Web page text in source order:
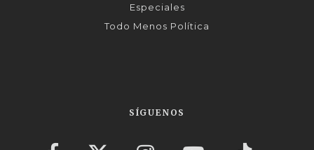
Especiales
Todo Menos Política
SÍGUENOS